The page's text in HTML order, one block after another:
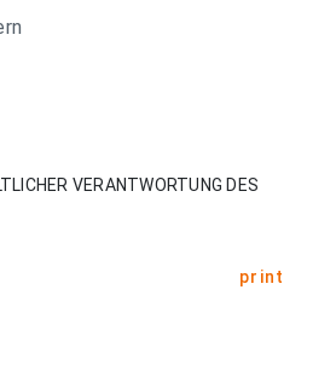
VERANTWORTUNG DES
print